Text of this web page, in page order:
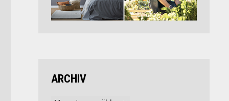
ARCHIV